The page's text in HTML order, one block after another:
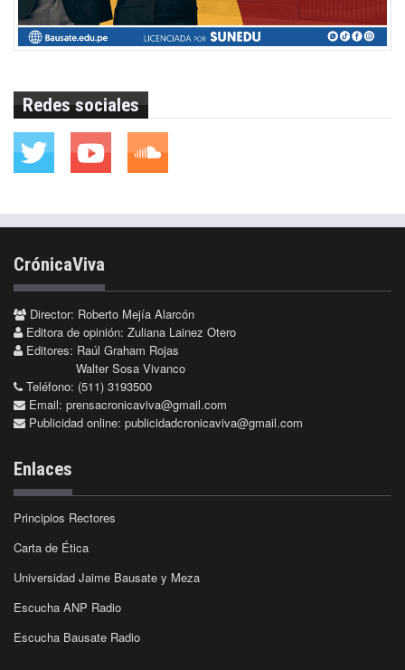
Redes sociales
CrónicaViva
Director: Roberto Mejía Alarcón
Editora de opinión: Zuliana Lainez Otero
Editores: Raúl Graham Rojas
Walter Sosa Vivanco
Teléfono: (511) 3193500
Email: prensacronicaviva@gmail.com
Publicidad online: publicidadcronicaviva@gmail.com
Enlaces
Principios Rectores
Carta de Ética
Universidad Jaime Bausate y Meza
Escucha ANP Radio
Escucha Bausate Radio